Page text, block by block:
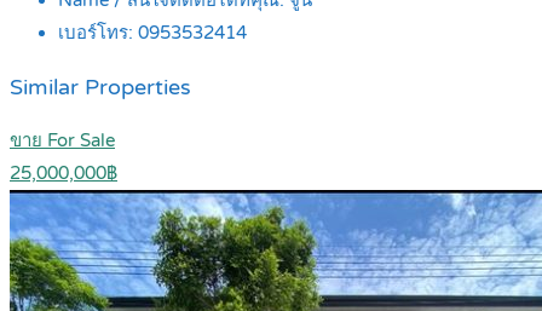
เบอร์โทร: 0953532414
Similar Properties
ขาย For Sale
25,000,000฿